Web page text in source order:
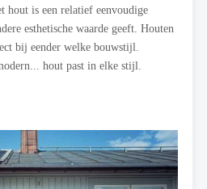
hout is een relatief eenvoudige
esthetische waarde geeft. Houten
bij eender welke bouwstijl.
hout past in elke stijl.